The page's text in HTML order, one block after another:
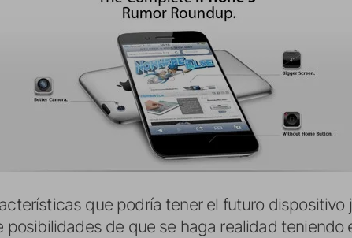
que podría tener el futuro dispositivo
de que se haga realidad teniendo